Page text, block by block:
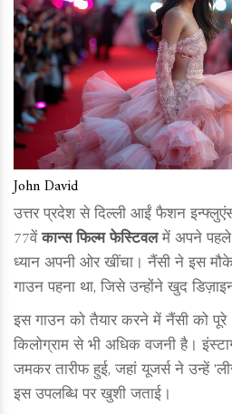
John David
उत्तर प्रदेश से दिल्ली आईं फैशन
77वेंकान्स फिल्म फेस्टिवलमें अपने पहले
ध्यान अपनी ओर खींचा। नैंसी ने इस
गाउन पहना था, जिसे उन्होंने खुद
इस गाउन को तैयार करने में नैंसी को
किलोग्राम से भी अधिक वजनी है।
जमकर तारीफ हुई, जहां यूजर्स ने उन्हें
इस उपलब्धि पर खुशी जताई।